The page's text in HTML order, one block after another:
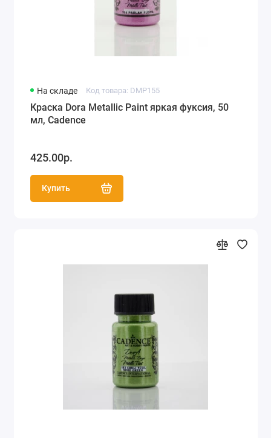
На складе Код товара: DMP155
Краска Dora Metallic Paint яркая фуксия, 50
мл, Cadence
425.00р.
Купить